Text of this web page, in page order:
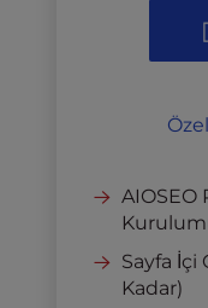
AIOSEO
Sayfa İçi
Kadar)